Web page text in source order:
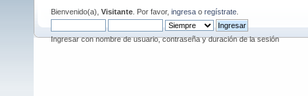
Bienvenido(a), Visitante . Por favor, ingresa o regístrate
Ingresar con nombre de usuario, contraseña y duración de la sesión